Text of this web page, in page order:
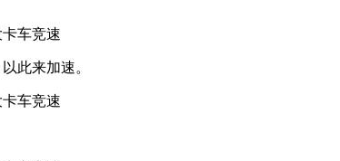
此来加速。